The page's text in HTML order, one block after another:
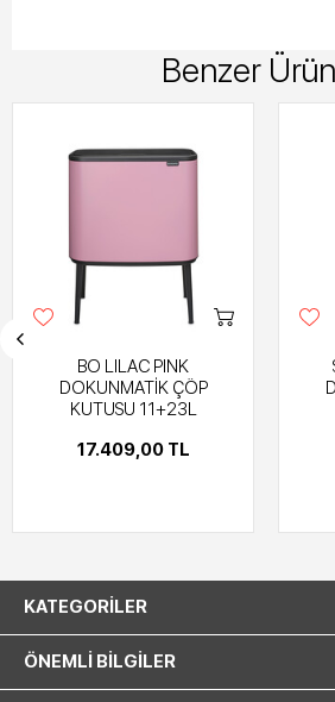
Benzer
BO LILAC PINK
DOKUNMATİK ÇÖP
KUTUSU 11+23L
17.409,00 TL
KATEGORILER
ÖNEMLI BILGILER